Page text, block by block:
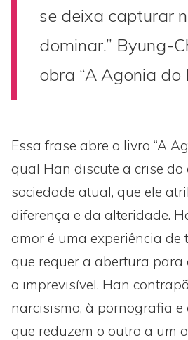
se deixa capturar
dominar.” Byung-
obra “A Agonia do
Essa frase abre o livro “A
qual Han discute a crise do
sociedade atual, que ele
diferença e da alteridade.
amor é uma experiência de
que requer a abertura para
o imprevisível. Han
narcisismo, à pornografia
que reduzem o outro a um